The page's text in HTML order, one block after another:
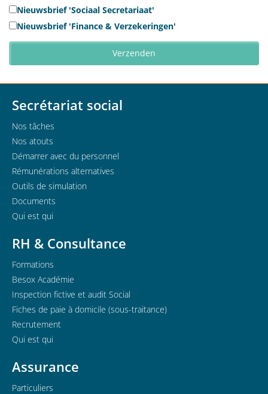
Nieuwsbrief 'Sociaal Secretariaat'
Nieuwsbrief 'Finance & Verzekeringen'
Secrétariat social
Nos tâches
Nos atouts
Démarrer avec du personnel
Rémunérations alternatives
Outils de simulation
Documents
Qui est qui
RH & Consultance
Formations
Besox Académie
Inspection fictive et audit Social
Fiches de paie à domicile (sous-traitance)
Recrutement
Qui est qui
Assurance
Particuliers